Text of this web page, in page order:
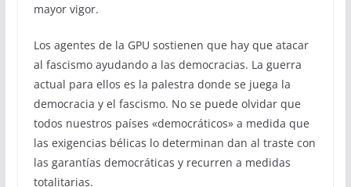
mayor vigor.
Los agentes de la GPU sostienen que hay que atacar
al fascismo ayudando a las democracias. La guerra
actual para ellos es la palestra donde se juega la
democracia y el fascismo. No se puede olvidar que
todos nuestros países «democráticos» a medida que
las exigencias bélicas lo determinan dan al traste con
las garantías democráticas y recurren a medidas
totalitarias.